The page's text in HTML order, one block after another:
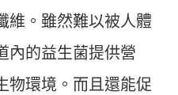
維。雖然難以被人體
內的益生菌提供營
物環境。而且還能促